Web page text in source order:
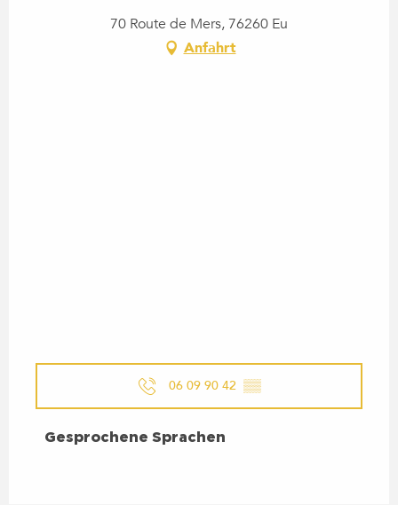
70 Route de Mers, 76260 Eu
Anfahrt
06 09 90 42 ▒▒
GESPROCHENE SPRACHEN
Gesprochene Sprachen